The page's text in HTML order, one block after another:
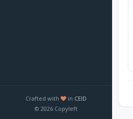
Crafted with in CEID
© 2026 Copyleft